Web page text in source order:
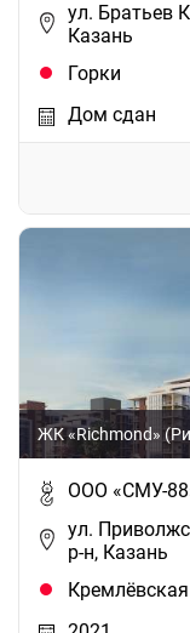
ул. Братьев
Казань
Горки
Дом сдан
ЖК «Richmond»
ООО «СМУ-
ул.
р-н, Казань
Кремлёвская